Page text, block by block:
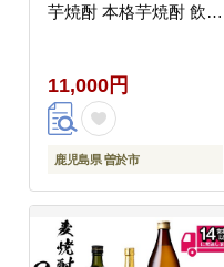
芋焼酎 本格芋焼酎 飲み
11,000円
鹿児島県 曽於市